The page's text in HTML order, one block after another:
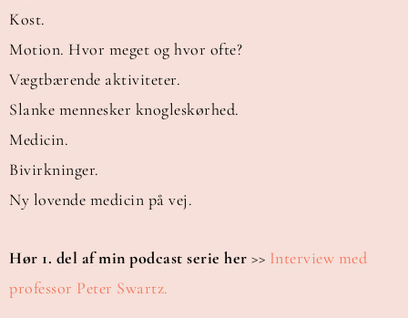
Kost.
Motion. Hvor meget og hvor ofte?
Vægtbærende aktiviteter.
Slanke mennesker knogleskørhed.
Medicin.
Bivirkninger.
Ny lovende medicin på vej.
Hør 1. del af min podcast serie her >> Interview med
professor Peter Swartz.